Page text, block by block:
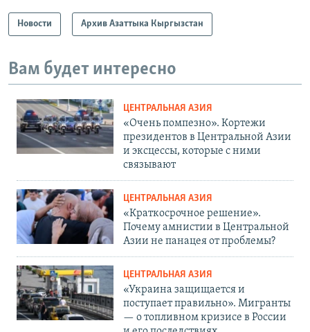
Новости Архив Азаттыка Кыргызстан
Вам будет интересно
ЦЕНТРАЛЬНАЯ АЗИЯ
«Очень помпезно». Кортежи
президентов в Центральной Азии
и эксцессы, которые с ними
связывают
ЦЕНТРАЛЬНАЯ АЗИЯ
«Краткосрочное решение».
Почему амнистии в Центральной
Азии не панацея от проблемы?
ЦЕНТРАЛЬНАЯ АЗИЯ
«Украина защищается и
поступает правильно». Мигранты
— о топливном кризисе в России